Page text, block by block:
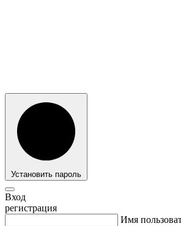
Установить пароль
Вход
регистрация
Имя